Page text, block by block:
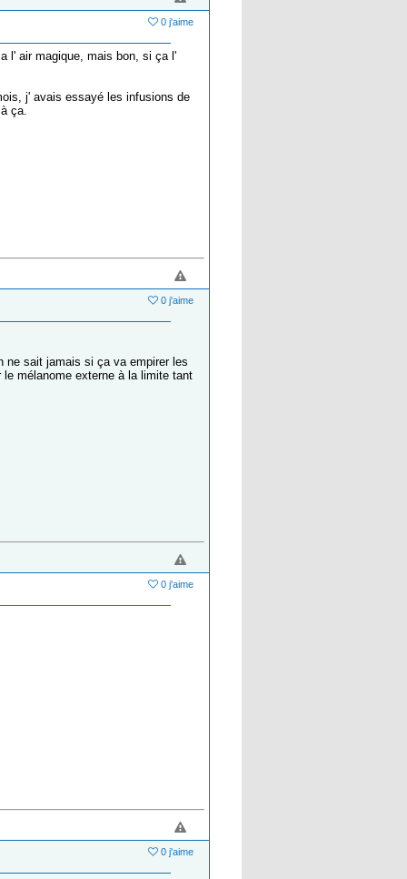
0 j'aime
l' air magique, mais bon, si ça l'
j' avais essayé les infusions de
ça.
0 j'aime
ne sait jamais si ça va empirer les
mélanome externe à la limite tant
0 j'aime
0 j'aime